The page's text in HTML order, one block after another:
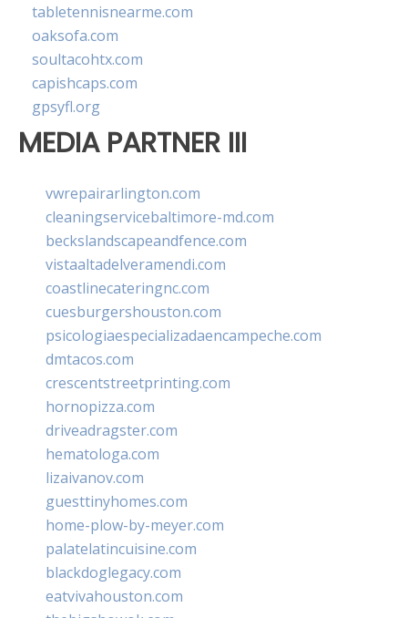
tabletennisnearme.com
oaksofa.com
soultacohtx.com
capishcaps.com
gpsyfl.org
MEDIA PARTNER III
vwrepairarlington.com
cleaningservicebaltimore-md.com
beckslandscapeandfence.com
vistaaltadelveramendi.com
coastlinecateringnc.com
cuesburgershouston.com
psicologiaespecializadaencampeche.com
dmtacos.com
crescentstreetprinting.com
hornopizza.com
driveadragster.com
hematologa.com
lizaivanov.com
guesttinyhomes.com
home-plow-by-meyer.com
palatelatincuisine.com
blackdoglegacy.com
eatvivahouston.com